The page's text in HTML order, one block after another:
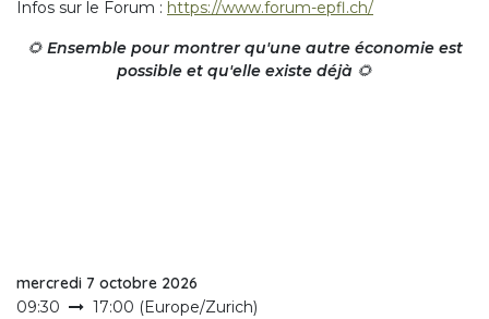
Infos sur le Forum : https://www.forum-epfl.ch/
🌻 Ensemble pour montrer qu'une autre économie est
possible et qu'elle existe déjà 🌻
mercredi 7 octobre 2026
09:30
17:00 (Europe/Zurich)